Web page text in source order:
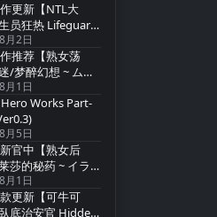
更新【NTL大
员狂热 Lifeguard
v0.9.4-A【官
月2日
推荐【熟女荡
/梦醉幻想 ~ ムチ
ンタジー
官方中文】
月1日
Works Part-
月5日
官中【熟女后
莎的秘药 ~ イラ
薬 ~ Eliza`s Secret
官方中文】
月1日
更新【可牛可
底治安官 Hidden